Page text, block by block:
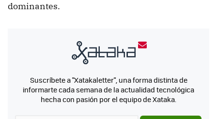
dominantes.
Suscríbete a "Xatakaletter", una forma distinta de
informarte cada semana de la actualidad tecnológica
hecha con pasión por el equipo de Xataka.